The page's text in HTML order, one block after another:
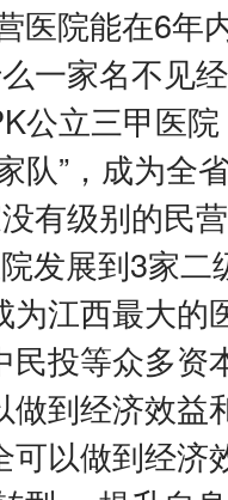
医院能在6年
一家名不见
公立三甲医
队”，成为全
有级别的民
发展到3家
江西最大的
投等众多资
做到经济效益
可以做到经济